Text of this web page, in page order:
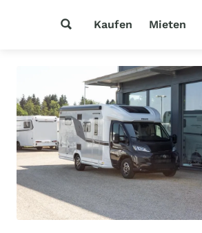
Kaufen Mieten